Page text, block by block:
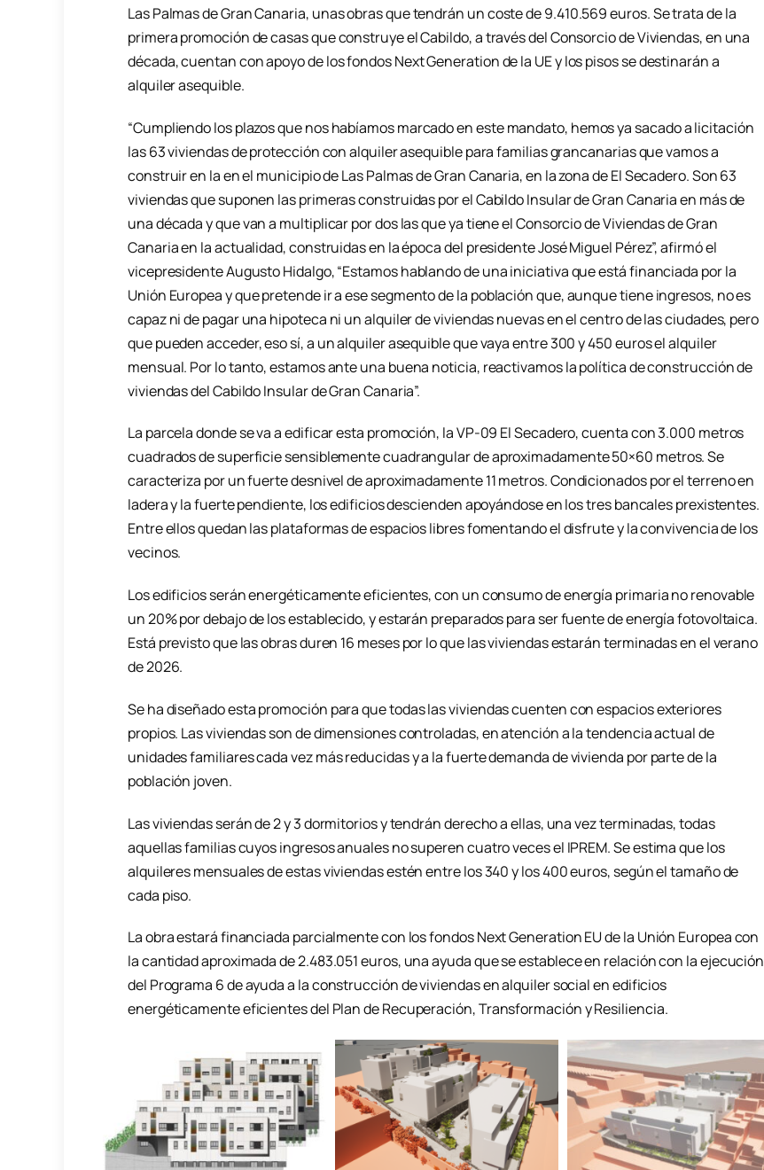
Las Palmas de Gran Canaria, unas obras que tendrán un coste de 9.410.569 euros. Se trata de la
primera promoción de casas que construye el Cabildo, a través del Consorcio de Viviendas, en una
década, cuentan con apoyo de los fondos Next Generation de la UE y los pisos se destinarán a
alquiler asequible.
“Cumpliendo los plazos que nos habíamos marcado en este mandato, hemos ya sacado a licitación
las 63 viviendas de protección con alquiler asequible para familias grancanarias que vamos a
construir en la en el municipio de Las Palmas de Gran Canaria, en la zona de El Secadero. Son 63
viviendas que suponen las primeras construidas por el Cabildo Insular de Gran Canaria en más de
una década y que van a multiplicar por dos las que ya tiene el Consorcio de Viviendas de Gran
Canaria en la actualidad, construidas en la época del presidente José Miguel Pérez”, afirmó el
vicepresidente Augusto Hidalgo, “Estamos hablando de una iniciativa que está financiada por la
Unión Europea y que pretende ir a ese segmento de la población que, aunque tiene ingresos, no es
capaz ni de pagar una hipoteca ni un alquiler de viviendas nuevas en el centro de las ciudades, pero
que pueden acceder, eso sí, a un alquiler asequible que vaya entre 300 y 450 euros el alquiler
mensual. Por lo tanto, estamos ante una buena noticia, reactivamos la política de construcción de
viviendas del Cabildo Insular de Gran Canaria”.
La parcela donde se va a edificar esta promoción, la VP-09 El Secadero, cuenta con 3.000 metros
cuadrados de superficie sensiblemente cuadrangular de aproximadamente 50×60 metros. Se
caracteriza por un fuerte desnivel de aproximadamente 11 metros. Condicionados por el terreno en
ladera y la fuerte pendiente, los edificios descienden apoyándose en los tres bancales prexistentes.
Entre ellos quedan las plataformas de espacios libres fomentando el disfrute y la convivencia de los
vecinos.
Los edificios serán energéticamente eficientes, con un consumo de energía primaria no renovable
un 20% por debajo de los establecido, y estarán preparados para ser fuente de energía fotovoltaica.
Está previsto que las obras duren 16 meses por lo que las viviendas estarán terminadas en el verano
de 2026.
Se ha diseñado esta promoción para que todas las viviendas cuenten con espacios exteriores
propios. Las viviendas son de dimensiones controladas, en atención a la tendencia actual de
unidades familiares cada vez más reducidas y a la fuerte demanda de vivienda por parte de la
población joven.
Las viviendas serán de 2 y 3 dormitorios y tendrán derecho a ellas, una vez terminadas, todas
aquellas familias cuyos ingresos anuales no superen cuatro veces el IPREM. Se estima que los
alquileres mensuales de estas viviendas estén entre los 340 y los 400 euros, según el tamaño de
cada piso.
La obra estará financiada parcialmente con los fondos Next Generation EU de la Unión Europea con
la cantidad aproximada de 2.483.051 euros, una ayuda que se establece en relación con la ejecución
del Programa 6 de ayuda a la construcción de viviendas en alquiler social en edificios
energéticamente eficientes del Plan de Recuperación, Transformación y Resiliencia.